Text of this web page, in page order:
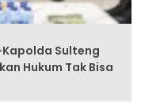
Sulteng
Hukum Tak Bisa